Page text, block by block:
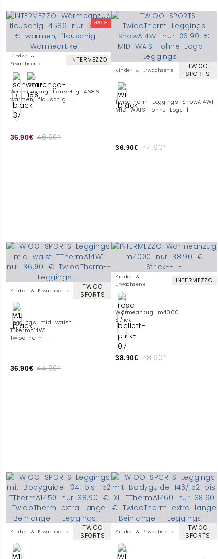
SALE
Kinder &
Erwachsene
INTERMEZZO
Wärmeanzug flauschig 4686
wärmen, flauschig |
36.90€ 46.90*
Kinder & Erwachsene
TWIOO
SPORTS
TwiooTherm Leggings ShowA14W1
MID WAIST ohne Logo |
36.90€ 44.90*
Kinder & Erwachsene
TWIOO
SPORTS
Leggings mid waist
TThermA14W1
TwiooTherm |
36.90€ 44.90*
Kinder &
Erwachsene
INTERMEZZO
Wärmeanzug m4000
Strick
38.90€ 48.90*
Kinder & Erwachsene
TWIOO
SPORTS
Kinder & Erwachsene
TWIOO
SPORTS